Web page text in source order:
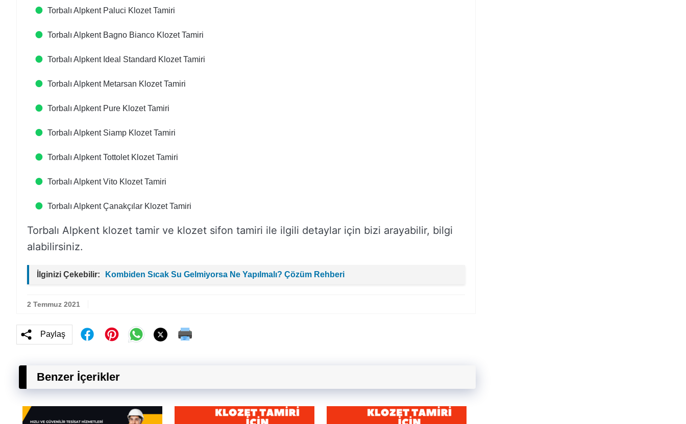
Torbalı Alpkent Paluci Klozet Tamiri
Torbalı Alpkent Bagno Bianco Klozet Tamiri
Torbalı Alpkent Ideal Standard Klozet Tamiri
Torbalı Alpkent Metarsan Klozet Tamiri
Torbalı Alpkent Pure Klozet Tamiri
Torbalı Alpkent Siamp Klozet Tamiri
Torbalı Alpkent Tottolet Klozet Tamiri
Torbalı Alpkent Vito Klozet Tamiri
Torbalı Alpkent Çanakçılar Klozet Tamiri
Torbalı Alpkent klozet tamir ve klozet sifon tamiri ile ilgili detaylar için bizi arayabilir, bilgi
alabilirsiniz.
İlginizi Çekebilir: Kombiden Sıcak Su Gelmiyorsa Ne Yapılmalı? Çözüm Rehberi
2 Temmuz 2021
Paylaş
Benzer İçerikler